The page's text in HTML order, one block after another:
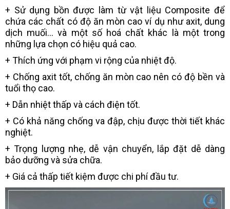
+ Sử dụng bồn được làm từ vật liệu Composite để
chứa các chất có độ ăn mòn cao ví dụ như axit, dung
dịch muối... và một số hoá chất khác là một trong
những lựa chọn có hiệu quả cao.
+ Thích ứng với phạm vi rộng của nhiệt độ.
+ Chống axit tốt, chống ăn mòn cao nên có độ bền và
tuổi thọ cao.
+ Dẫn nhiệt thấp và cách điện tốt.
+ Có khả năng chống va đập, chịu được thời tiết khác
nghiệt.
+ Trọng lượng nhẹ, dễ vận chuyển, lắp đặt dễ dàng
bảo dưỡng và sửa chữa.
+ Giá cả thấp tiết kiệm được chi phí đầu tư.​